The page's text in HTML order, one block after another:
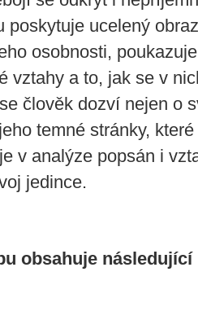
poskytuje ucelený
osobnosti,
vztahy a to, jak se v
člověk dozví nejen o
temné stránky,
v analýze popsán i
jedince.
obsahuje